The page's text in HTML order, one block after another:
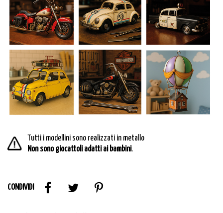
Tutti i modellini sono realizzati in metallo
Non sono giocattoli adatti ai bambini.
CONDIVIDI